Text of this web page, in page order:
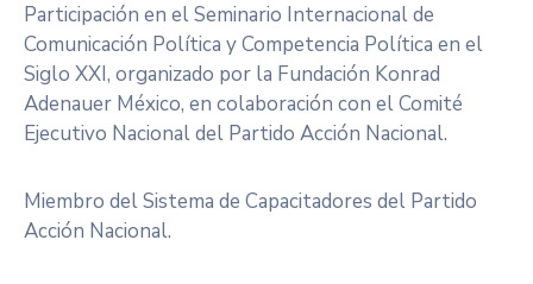
Participación en el Seminario Internacional de
Comunicación Política y Competencia Política en el
Siglo XXI, organizado por la Fundación Konrad
Adenauer México, en colaboración con el Comité
Ejecutivo Nacional del Partido Acción Nacional.
Miembro del Sistema de Capacitadores del Partido
Acción Nacional.